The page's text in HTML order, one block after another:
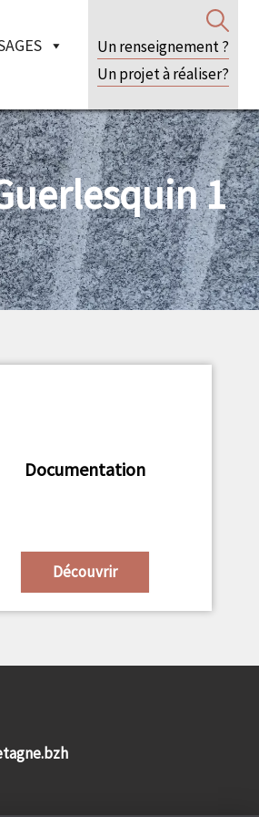
Un renseignement ?
Un projet à réaliser?
1
Documentation
Découvrir